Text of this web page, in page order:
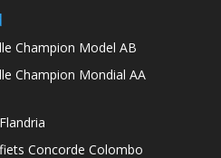
Champion Model AB
Champion Mondial AA
Concorde Colombo